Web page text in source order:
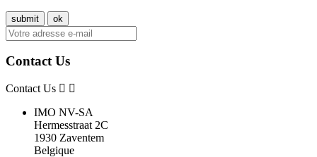
Contact Us
Contact Us
IMO NV-SA
Hermesstraat 2C
1930 Zaventem
Belgique